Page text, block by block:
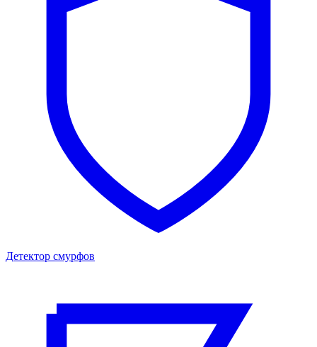
Детектор смурфов